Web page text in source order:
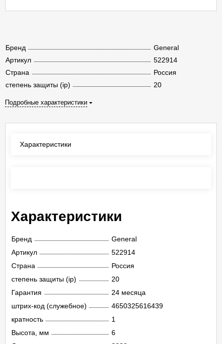
Бренд
General
Артикул
522914
Страна
Россия
степень защиты (ip)
20
Подробные характеристики
Характеристики
Характеристики
Бренд
General
Артикул
522914
Страна
Россия
степень защиты (ip)
20
Гарантия
24 месяца
штрих-код (служебное)
4650325616439
кратность
1
Высота, мм
6